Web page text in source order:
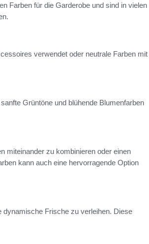
Farben für die Garderobe und sind in vielen
verwendet oder neutrale Farben mit
Grüntöne und blühende Blumenfarben
miteinander zu kombinieren oder einen
kann auch eine hervorragende Option
dynamische Frische zu verleihen. Diese